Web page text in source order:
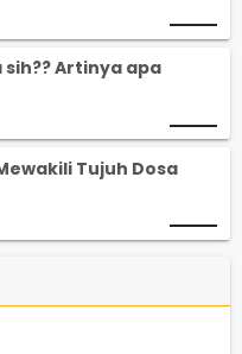
sih?? Artinya apa
Tujuh Dosa